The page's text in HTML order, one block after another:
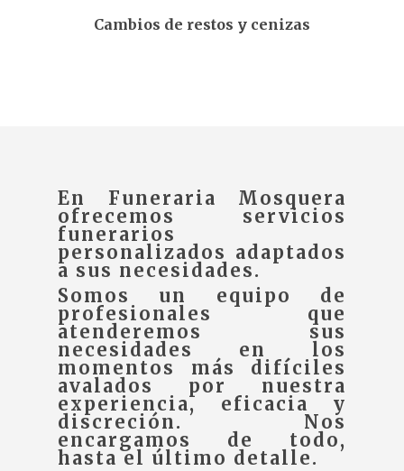
Cambios de restos y cenizas
En Funeraria Mosquera
ofrecemos servicios
funerarios
personalizados adaptados
a sus necesidades.
Somos un equipo de
profesionales que
atenderemos sus
necesidades en los
momentos más difíciles
avalados por nuestra
experiencia, eficacia y
discreción. Nos
encargamos de todo,
hasta el último detalle.